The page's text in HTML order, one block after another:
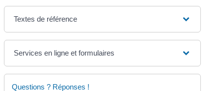
Textes de référence
Services en ligne et formulaires
Questions ? Réponses !